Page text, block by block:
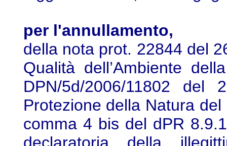
per l'annullamento,
della nota prot. 22844 del
Qualità dell’Ambiente
DPN/5d/2006/11802 del
Protezione della Natura del
comma 4 bis del dPR